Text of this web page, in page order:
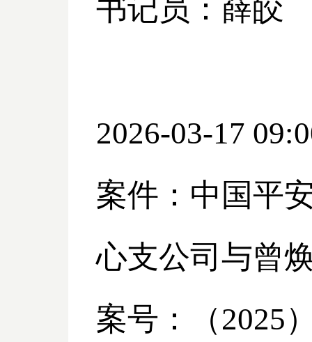
书记员：薛皎
2026-03-17
案件：中国平
心支公司与曾
案号：（2025